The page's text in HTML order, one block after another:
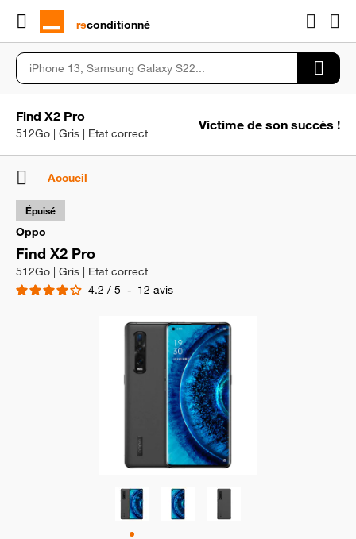
rɘconditionné
Find X2 Pro
512Go | Gris | Etat correct
Victime de son succès !
Accueil
Oppo
Find X2 Pro
512Go | Gris | Etat correct
4.2 / 5 - 12 avis
Épuisé